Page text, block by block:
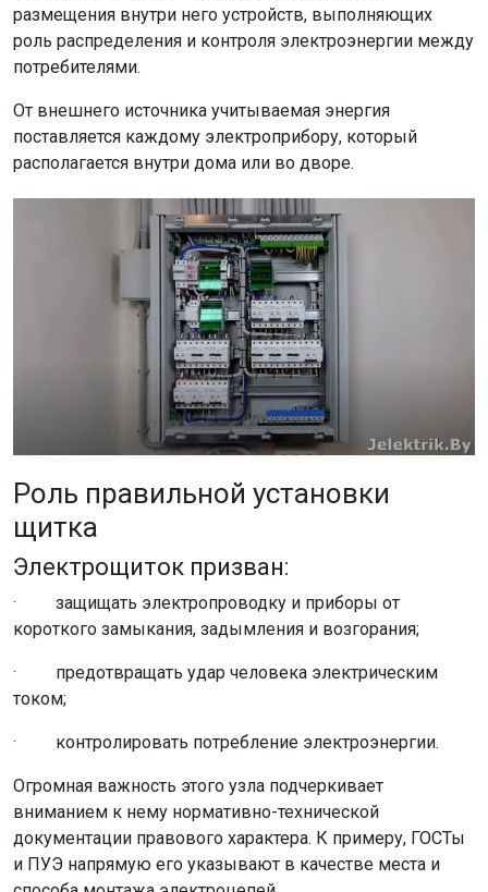
размещения внутри него устройств, выполняющих
роль распределения и контроля электроэнергии между
потребителями.
От внешнего источника учитываемая энергия
поставляется каждому электроприбору, который
располагается внутри дома или во дворе.
Роль правильной установки
щитка
Электрощиток призван:
· защищать электропроводку и приборы от
короткого замыкания, задымления и возгорания;
· предотвращать удар человека электрическим
током;
· контролировать потребление электроэнергии.
Огромная важность этого узла подчеркивает
вниманием к нему нормативно-технической
документации правового характера. К примеру, ГОСТы
и ПУЭ напрямую его указывают в качестве места и